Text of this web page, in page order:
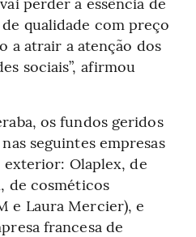
qualidade com preço
a atrair a atenção dos
sociais”, afirmou
os fundos geridos
seguintes empresas
Olaplex, de
de cosméticos
e Laura Mercier), e
francesa de